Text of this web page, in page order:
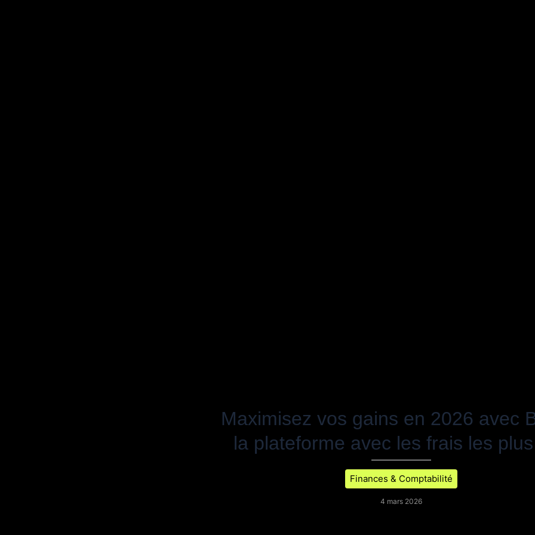
Maximisez vos gains en 2026 avec
la plateforme avec les frais les
Finances & Comptabilité
4 mars 2026